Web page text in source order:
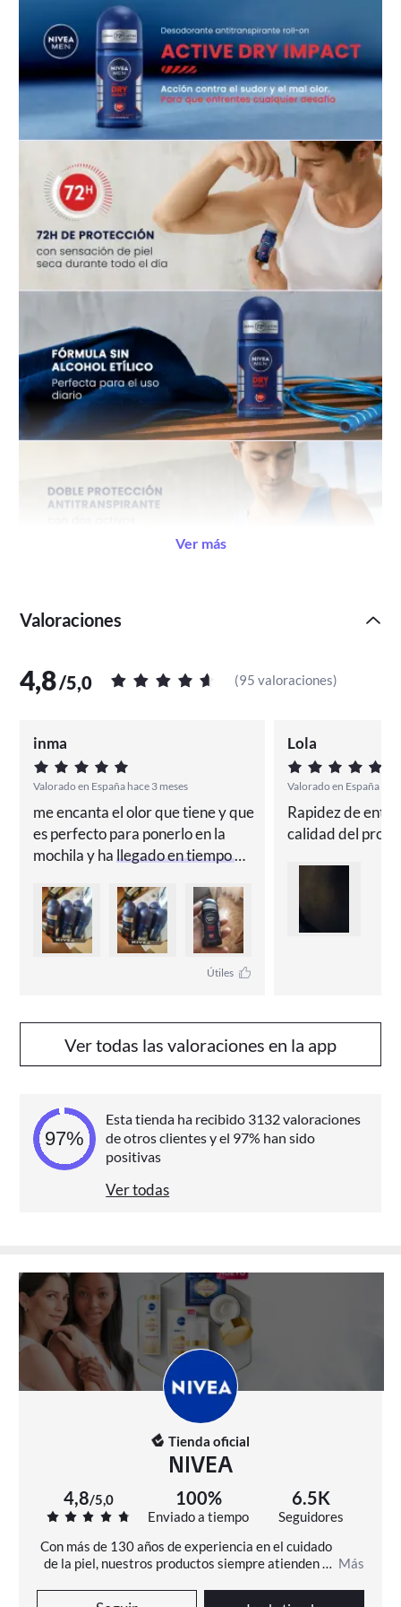
-------------------------------------------------------------------
-------------------------------------------------------------------
----------------------------------------
NIVEA MEN Roll On Dry Impact Desodorante 50ml -
Pack de 6
proporciona una protección antitranspirante fiable
durante 72 horas, cuidando tu piel con fórmulas
dermatológicamente comprobadas
. Gracias a la protección Derma 72h Active
respetuosas.
Beneficios
🕒 72 horas de protección antitranspirante que cuida
tu piel
Fórmula Dual Protect
Modo de uso
🧴 APLICACIÓN
: Aplica el desodorante directamente
sobre la axila.
⏳ SECADO: Deja secar completamente antes de
Aqua, Aluminium Chlorohydrate, PPG-15 Stearyl
Ether, Steareth-2, Steareth-21, Aluminum
Sesquichlorohydrate, Magnesium Aluminum Silicate,
Persea Gratissima Oil, Tocopherol, Trisodium EDTA,
Tetramethyl Acetyloctahydronaphthalenes, Linalool,
Ver más
Valoraciones
4,8/5,0 (95 valoraciones)
inma
Valorado en España hace 3 meses
me encanta el olor que tiene y que
es perfecto para ponerlo en la
mochila y ha llegado en tiempo
con la empresa GLS
Útiles
Lola
Valorado en España
Rapidez de
calidad del
Ver todas las valoraciones en la app
Esta tienda ha recibido 3132 valoraciones
de otros clientes y el 97% han sido
positivas
Ver todas
Tienda oficial
NIVEA
4,8/5,0 100%
Enviado a tiempo
6.5K
Seguidores
Con más de 130 años de experiencia en el cuidado
de la piel, nuestros productos siempre atienden a
Más